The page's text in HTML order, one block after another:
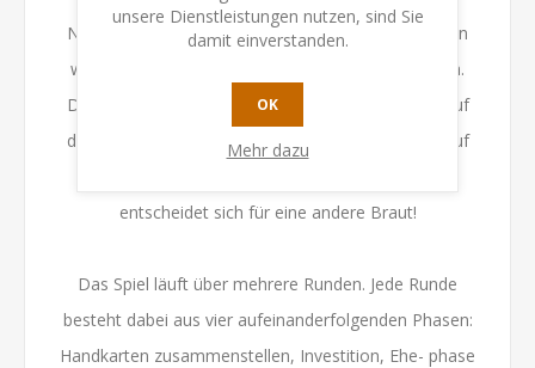
Nur durch kluge Investitionen und strategische Ehen
wirst du dich eines Tages Duchess nennen können.
Doch achte darauf, dass die Tratschtanten nicht auf
dich aufmerksam werden! Wenn du zu sehr in Verruf
entscheidet sich für eine andere Braut!
Das Spiel läuft über mehrere Runden. Jede Runde
besteht dabei aus vier aufeinanderfolgenden Phasen:
Handkarten zusammenstellen, Investition, Ehe- phase
unsere Dienstleistungen nutzen, sind Sie
damit einverstanden.
OK
Mehr dazu